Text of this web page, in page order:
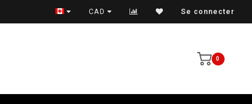
VÉLOS - RAMASSAGE EN MAGASIN SEULEMENT
CAD Se connecter
0